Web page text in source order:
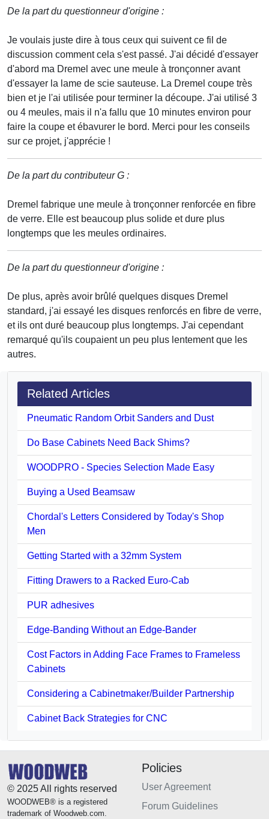
De la part du questionneur d'origine :
Je voulais juste dire à tous ceux qui suivent ce fil de
discussion comment cela s'est passé. J'ai décidé d'essayer
d'abord ma Dremel avec une meule à tronçonner avant
d'essayer la lame de scie sauteuse. La Dremel coupe très
bien et je l'ai utilisée pour terminer la découpe. J'ai utilisé 3
ou 4 meules, mais il n'a fallu que 10 minutes environ pour
faire la coupe et ébavurer le bord. Merci pour les conseils
sur ce projet, j'apprécie !
De la part du contributeur G :
Dremel fabrique une meule à tronçonner renforcée en fibre
de verre. Elle est beaucoup plus solide et dure plus
longtemps que les meules ordinaires.
De la part du questionneur d'origine :
De plus, après avoir brûlé quelques disques Dremel
standard, j'ai essayé les disques renforcés en fibre de verre,
et ils ont duré beaucoup plus longtemps. J'ai cependant
remarqué qu'ils coupaient un peu plus lentement que les
autres.
Related Articles
Pneumatic Random Orbit Sanders and Dust
Do Base Cabinets Need Back Shims?
WOODPRO - Species Selection Made Easy
Buying a Used Beamsaw
Chordal's Letters Considered by Today's Shop
Men
Getting Started with a 32mm System
Fitting Drawers to a Racked Euro-Cab
PUR adhesives
Edge-Banding Without an Edge-Bander
Cost Factors in Adding Face Frames to Frameless
Cabinets
Considering a Cabinetmaker/Builder Partnership
Cabinet Back Strategies for CNC
© 2025 All rights reserved
WOODWEB® is a registered
trademark of Woodweb.com.
Policies
User Agreement
Forum Guidelines